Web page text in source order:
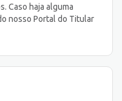
Caso haja alguma
nosso Portal do Titular